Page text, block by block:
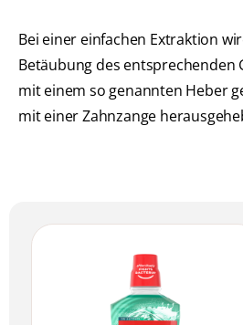
Bei einer einfachen Extraktion
Betäubung des entsprechenden
mit einem so genannten Heber
mit einer Zahnzange